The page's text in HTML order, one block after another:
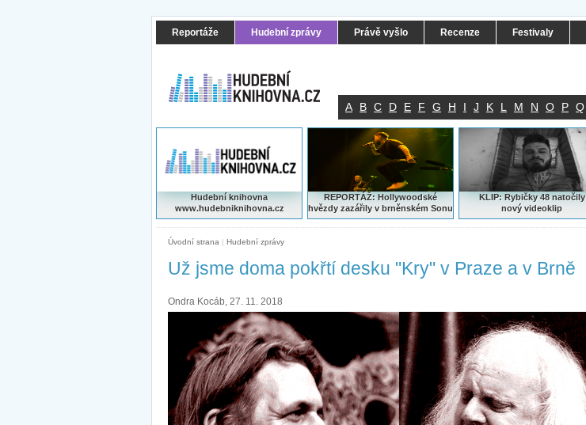
Reportáže Hudební zprávy Právě vyšlo Recenze Festivaly
A B C D E F G H I J K L M N O P Q
Hudební knihovna
www.hudebniknihovna.cz
REPORTÁŽ: Hollywoodské
hvězdy zazářily v brněnském Sonu
KLIP: Rybičky 48 natočily
nový videoklip
Úvodní strana | Hudební zprávy
Už jsme doma pokřtí desku "Kry" v Praze a v Brně
Ondra Kocáb, 27. 11. 2018